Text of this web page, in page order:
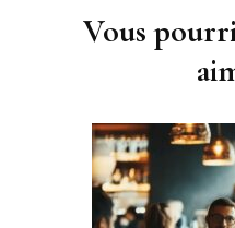
Navigation
Vous